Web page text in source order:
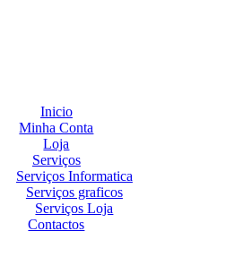
Inicio
Minha Conta
Loja
Serviços
Serviços Informatica
Serviços graficos
Serviços Loja
Contactos